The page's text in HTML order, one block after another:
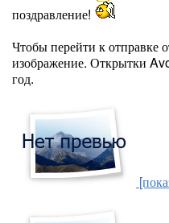
поздравление!
Чтобы перейти к отправке
изображение. Открытки
год.